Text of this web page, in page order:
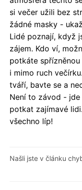
si večer užili bez
žádné masky -
Lidé poznají, když
zájem. Kdo ví,
potkáte
i mimo ruch
tváří, bavte se a
Není to závod -
potkat zajímavé
všechno líp!
Našli jste v článku